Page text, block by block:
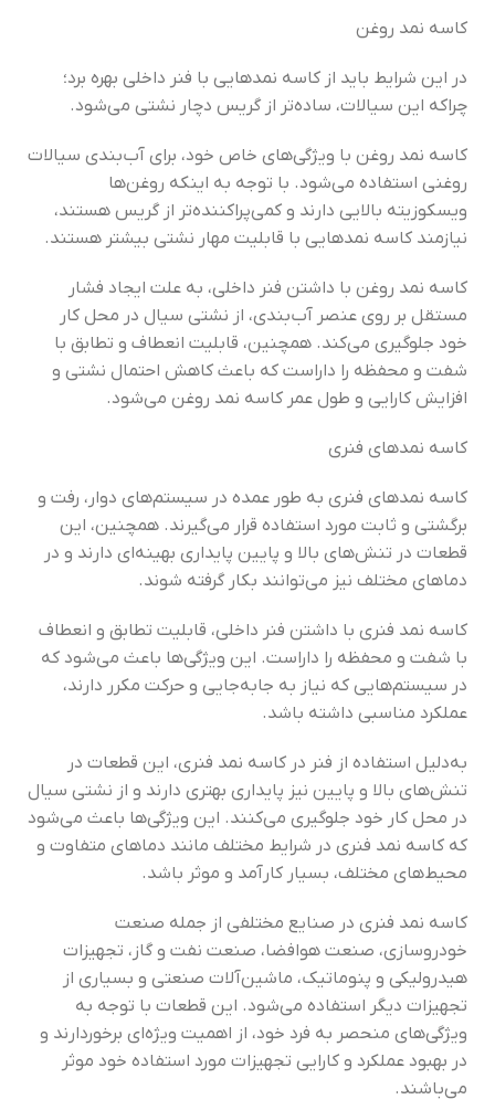
کاسه نمد روغن
در این شرایط باید از کاسه نمدهایی با فنر داخلی بهره برد؛
چراکه این سیالات، ساده‌تر از گریس دچار نشتی می‌شود.
کاسه نمد روغن با ویژگی‌های خاص خود، برای آب‌بندی سیالات
روغنی استفاده می‌شود. با توجه به اینکه روغن‌ها
ویسکوزیته بالایی دارند و کمی‌پراکننده‌تر از گریس هستند،
نیازمند کاسه نمدهایی با قابلیت مهار نشتی بیشتر هستند.
کاسه نمد روغن با داشتن فنر داخلی، به علت ایجاد فشار
مستقل بر روی عنصر آب‌بندی، از نشتی سیال در محل کار
خود جلوگیری می‌کند. همچنین، قابلیت انعطاف و تطابق با
شفت و محفظه را داراست که باعث کاهش احتمال نشتی و
افزایش کارایی و طول عمر کاسه نمد روغن می‌شود.
کاسه نمدهای فنری
کاسه نمدهای فنری به طور عمده در سیستم‌های دوار، رفت و
برگشتی و ثابت مورد استفاده قرار می‌گیرند. همچنین، این
قطعات در تنش‌های بالا و پایین پایداری بهینه‌ای دارند و در
دماهای مختلف نیز می‌توانند بکار گرفته شوند.
کاسه نمد فنری با داشتن فنر داخلی، قابلیت تطابق و انعطاف
با شفت و محفظه را داراست. این ویژگی‌ها باعث می‌شود که
در سیستم‌هایی که نیاز به جابه‌جایی و حرکت مکرر دارند،
عملکرد مناسبی داشته باشد.
به‌دلیل استفاده از فنر در کاسه نمد فنری، این قطعات در
تنش‌های بالا و پایین نیز پایداری بهتری دارند و از نشتی سیال
در محل کار خود جلوگیری می‌کنند. این ویژگی‌ها باعث می‌شود
که کاسه نمد فنری در شرایط مختلف مانند دماهای متفاوت و
محیط‌های مختلف، بسیار کارآمد و موثر باشد.
کاسه نمد فنری در صنایع مختلفی از جمله صنعت
خودروسازی، صنعت هوافضا، صنعت نفت و گاز، تجهیزات
هیدرولیکی و پنوماتیک، ماشین‌آلات صنعتی و بسیاری از
تجهیزات دیگر استفاده می‌شود. این قطعات با توجه به
ویژگی‌های منحصر به فرد خود، از اهمیت ویژه‌ای برخوردارند و
در بهبود عملکرد و کارایی تجهیزات مورد استفاده خود موثر
می‌باشند.